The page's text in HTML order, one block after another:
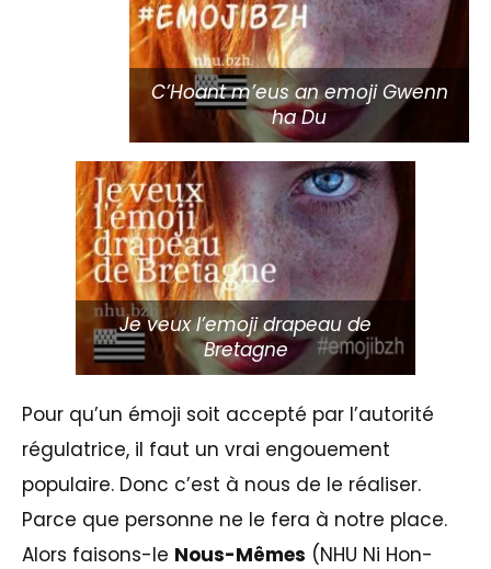
C’Hoant m’eus an emoji Gwenn
ha Du
Je veux l’emoji drapeau de
Bretagne
Pour qu’un émoji soit accepté par l’autorité
régulatrice, il faut un vrai engouement
populaire. Donc c’est à nous de le réaliser.
Parce que personne ne le fera à notre place.
Alors faisons-le Nous-Mêmes (NHU Ni Hon-